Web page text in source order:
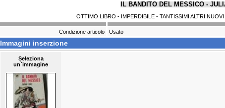
IL BANDITO DEL MESSICO -
OTTIMO LIBRO - IMPERDIBILE - TANTISSIMI ALTRI
Condizione articolo Usato
Immagini inserzione
Seleziona
un`immagine